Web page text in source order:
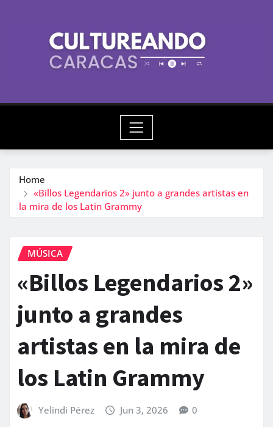
Home
«Billos Legendarios 2» junto a grandes artistas en
la mira de los Latin Grammy
MÚSICA
«Billos Legendarios 2»
junto a grandes
artistas en la mira de
los Latin Grammy
Yelindi Pérez Jun 3, 2026 0